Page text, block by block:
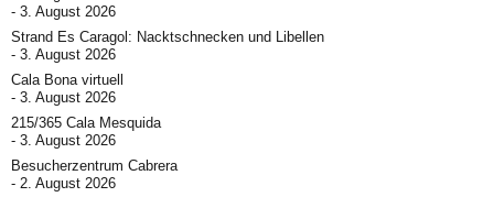
3. August 2026
Strand Es Caragol: Nacktschnecken und Libellen
3. August 2026
Cala Bona virtuell
3. August 2026
215/365 Cala Mesquida
3. August 2026
Besucherzentrum Cabrera
2. August 2026